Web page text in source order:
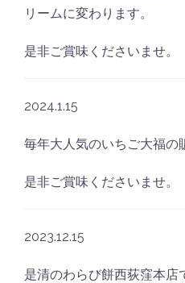
リームに変わります。
是非ご賞味くださいませ。
2024.1.15
毎年大人気のいちご大福の
是非ご賞味くださいませ。
2023.12.15
是清のわらび餅西荻窪本